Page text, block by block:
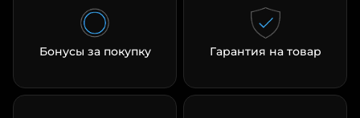
Бонусы за покупку Гарантия на товар